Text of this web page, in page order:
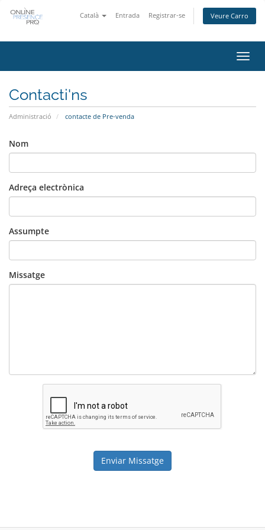
Català Entrada Registrar-se Veure Carro
la
Contacti'ns
Administració contacte de Pre-venda
Nom
Adreça electrònica
Assumpte
Missatge
Enviar Missatge